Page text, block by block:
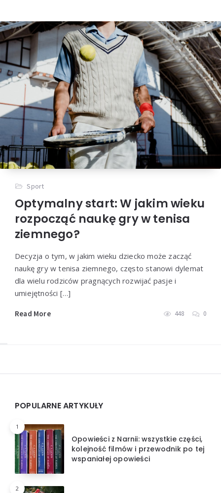
Sport
Optymalny start: W jakim wieku
rozpocząć naukę gry w tenisa
ziemnego?
Decyzja o tym, w jakim wieku dziecko może zacząć
naukę gry w tenisa ziemnego, często stanowi dylemat
dla wielu rodziców pragnących rozwijać pasje i
umiejętności […]
Read More 448 0
POPULARNE ARTYKUŁY
1
Opowieści z Narnii: wszystkie części,
kolejność filmów i przewodnik po tej
wspaniałej opowieści
2